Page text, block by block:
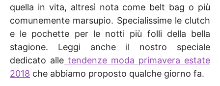
quella in vita, altresì nota come belt bag o più
comunemente marsupio. Specialissime le clutch
e le pochette per le notti più folli della bella
stagione. Leggi anche il nostro speciale
dedicato alle tendenze moda primavera estate
2018 che abbiamo proposto qualche giorno fa.